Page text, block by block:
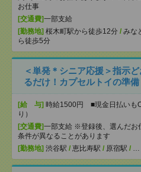
お仕事
[交通費]一部支給
[勤務地] 桜木町駅から徒歩12分 / みな
ら徒歩5分
＜単発＊シニア応援＞指示
るだけ！カプセルトイの準
[給 与] 時給1500円 ■現金日払いも
り）
[交通費]一部支給 ※登録後、選んだお
条件が異なることがあります
[勤務地] 渋谷駅 / 恵比寿駅 / 原宿駅 / …